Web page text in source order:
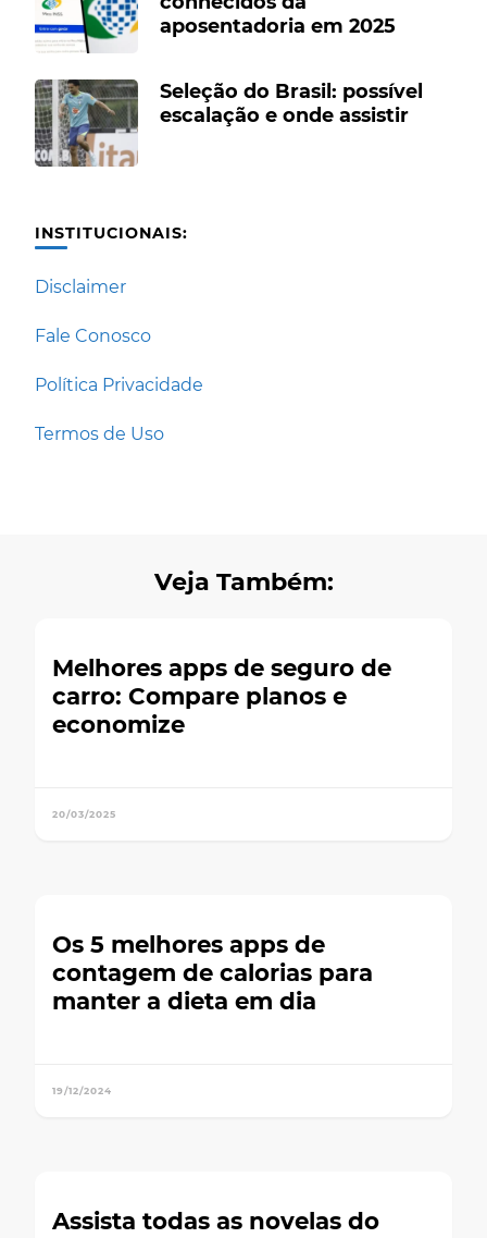
aposentadoria em 2025
Seleção do Brasil: possível
escalação e onde assistir
INSTITUCIONAIS:
Disclaimer
Fale Conosco
Política Privacidade
Termos de Uso
Veja Também:
Melhores apps de seguro de
carro: Compare planos e
economize
20/03/2025
Os 5 melhores apps de
contagem de calorias para
manter a dieta em dia
19/12/2024
Assista todas as novelas do